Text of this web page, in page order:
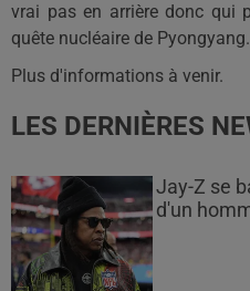
vrai pas en arrière donc qui
quête nucléaire de Pyongyang.
Plus d'informations à venir.
LES DERNIÈRES
Jay-Z se
d'un